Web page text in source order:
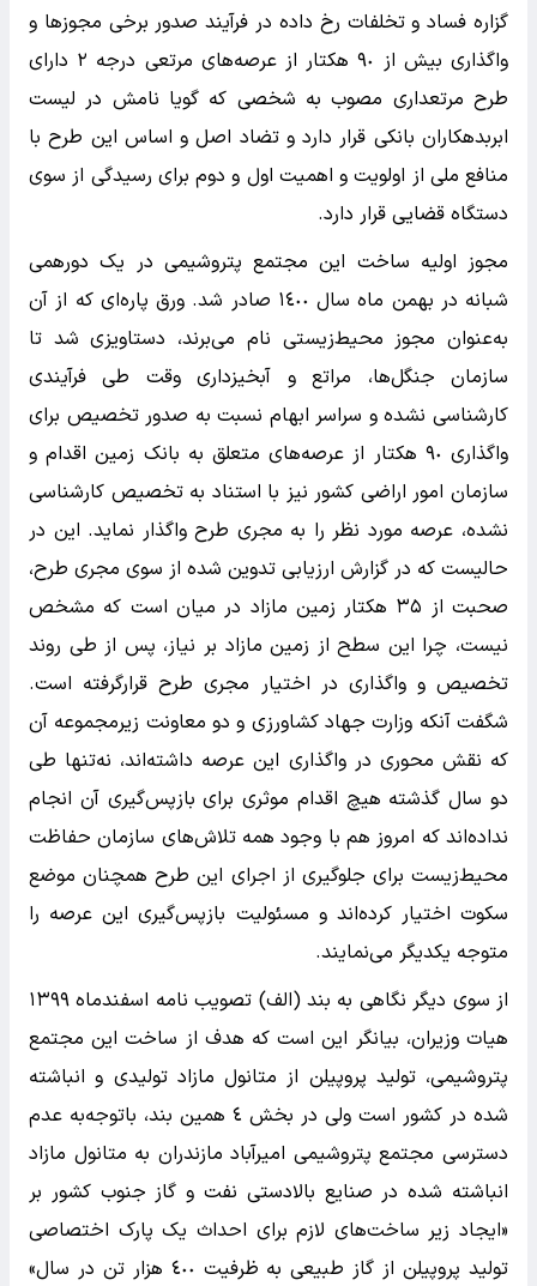
گزاره فساد و تخلفات رخ داده در فرآیند صدور برخی مجوز‌ها و
واگذاری بیش از ٩٠ هکتار از عرصه‌های مرتعی درجه ٢ دارای
طرح مرتعداری مصوب به شخصی که گویا نامش در لیست
ابربدهکاران بانکی قرار دارد و تضاد اصل و اساس این طرح با
منافع ملی از اولویت و اهمیت اول و دوم برای رسیدگی از سوی
دستگاه قضایی قرار دارد.
مجوز اولیه ساخت این مجتمع پتروشیمی در یک دورهمی
شبانه در بهمن ماه سال ١٤٠٠ صادر شد. ورق پاره‌ای که از آن
به‌عنوان مجوز محیط‌زیستی نام می‌برند، دستاویزی شد تا
سازمان جنگل‌ها، مراتع و آبخیزداری وقت طی فرآیندی
کارشناسی نشده و سراسر ابهام نسبت به صدور تخصیص برای
واگذاری ٩٠ هکتار از عرصه‌های متعلق به بانک زمین اقدام و
سازمان امور اراضی کشور نیز با استناد به تخصیص کارشناسی
نشده، عرصه مورد نظر را به مجری طرح واگذار نماید. این در
حالیست که در گزارش ارزیابی تدوین شده از سوی مجری طرح،
صحبت از ٣۵ هکتار زمین مازاد در میان است که مشخص
نیست، چرا این سطح از زمین مازاد بر نیاز، پس از طی روند
تخصیص و واگذاری در اختیار مجری طرح قرار‌گرفته است.
شگفت آنکه وزارت جهاد کشاورزی و دو معاونت زیرمجموعه آن
که نقش محوری در واگذاری این عرصه داشته‌اند، نه‌تنها طی
دو سال گذشته هیچ اقدام موثری برای بازپس‌گیری آن انجام
نداده‌اند که امروز هم با وجود همه تلاش‌های سازمان حفاظت
محیط‌زیست برای جلوگیری از اجرای این طرح همچنان موضع
سکوت اختیار کرده‌اند و مسئولیت بازپس‌گیری این عرصه را
متوجه یکدیگر می‌نمایند.
از سوی دیگر نگاهی به بند (الف) تصویب نامه اسفند‌ماه ١٣٩٩
هیات وزیران، بیانگر این است که هدف از ساخت این مجتمع
پتروشیمی، تولید پروپیلن از متانول مازاد تولیدی و انباشته
شده در کشور است ولی در بخش ٤ همین بند، با‌توجه‌به عدم
دسترسی مجتمع پتروشیمی امیرآباد مازندران به متانول مازاد
انباشته شده در صنایع بالادستی نفت و گاز جنوب کشور بر
«ایجاد زیر ساخت‌های لازم برای احداث یک پارک اختصاصی
تولید پروپیلن از گاز طبیعی به ظرفیت ٤٠٠ هزار تن در سال»